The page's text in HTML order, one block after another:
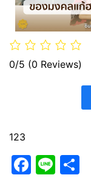
0/5 (0 Reviews)
123
Line